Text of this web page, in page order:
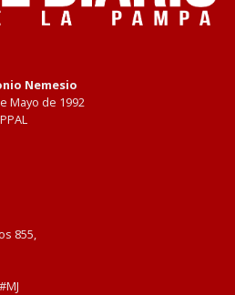
Nemesio
Mayo de 1992
855,